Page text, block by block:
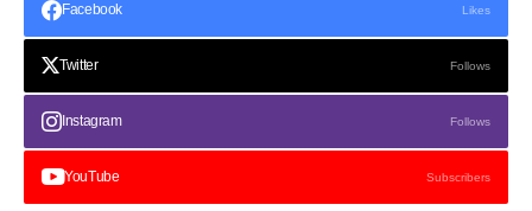
Facebook Likes
Twitter Follows
Instagram Follows
YouTube Subscribers